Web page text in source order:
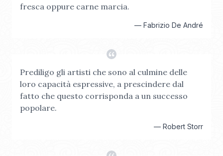
fresca oppure carne marcia.
— Fabrizio De André
Prediligo gli artisti che sono al culmine delle
loro capacità espressive, a prescindere dal
fatto che questo corrisponda a un successo
popolare.
— Robert Storr